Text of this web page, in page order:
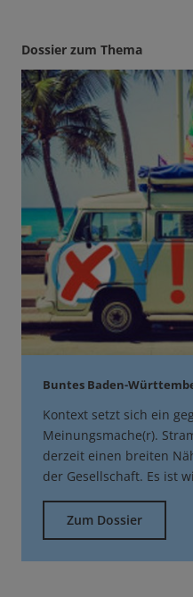
Dossier zum Thema
Buntes Baden-
Kontext setzt sich ein
Meinungsmache(r).
derzeit einen breiten
der Gesellschaft. Es ist
Zum Dossier